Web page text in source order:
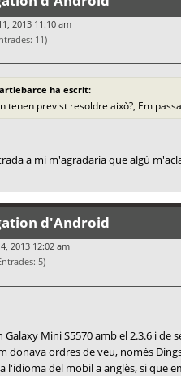
2013 11:10 am
11)
ha escrit:
tenen previst resoldre això?, Em
a mi m'agradaria que algú
d'Android
2013 12:02 am
5)
Galaxy Mini S5570 amb el 2.3.6 i
donava ordres de veu, només
l'idioma del mobil a anglès, si que